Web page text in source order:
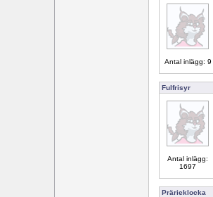
Antal inlägg: 9
Fulfrisyr
Antal inlägg:
1697
Prärieklocka